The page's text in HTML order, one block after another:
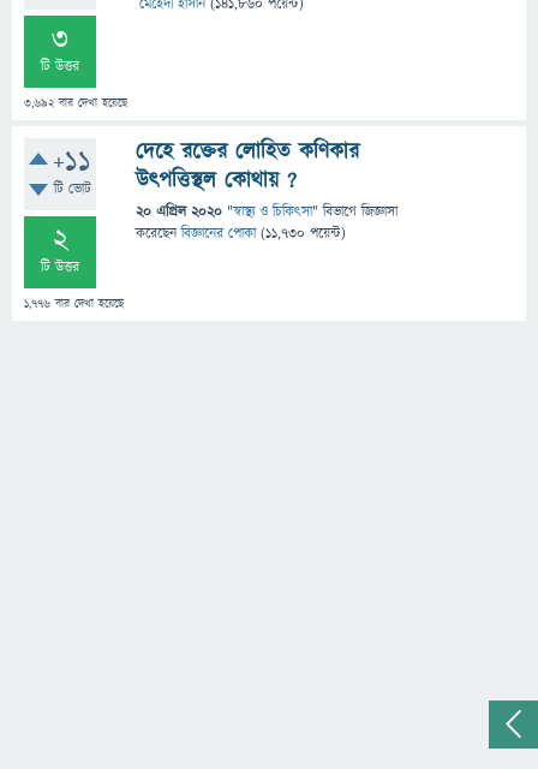
3
টি উত্তর
3,692বার দেখা হয়েছে
মেহেদী হাসান (141,860 পয়েন্ট)
+11
টি ভোট
2
টি উত্তর
1,776 বার দেখা হয়েছে
দেহে রক্তের লোহিত কণিকার
উৎপত্তিস্থল কোথায় ?
20 এপ্রিল 2020 "স্বাস্থ্য ও চিকিৎসা" বিভাগে জিজ্ঞাসা
করেছেনবিজ্ঞানের পোকা (11,730 পয়েন্ট)